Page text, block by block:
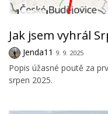
Jak jsem vyhrál
Jenda11 9. 9. 2025
Popis úžasné poutě za
srpen 2025.